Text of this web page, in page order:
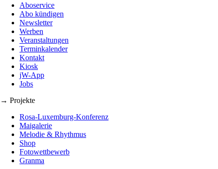
Aboservice
Abo kündigen
Newsletter
Werben
Veranstaltungen
Terminkalender
Kontakt
Kiosk
jW-App
Jobs
→ Projekte
Rosa-Luxemburg-Konferenz
Maigalerie
Melodie & Rhythmus
Shop
Fotowettbewerb
Granma